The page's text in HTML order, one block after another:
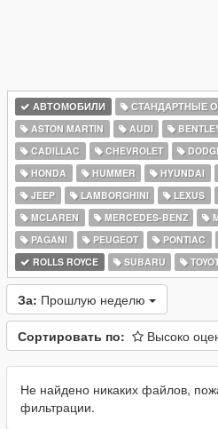
АВТОМОБИЛИ
СТАНДАРТНЫЕ
ASTON MARTIN
AUDI
CADILLAC
CHEVROLET
HONDA
HUMMER HYUNDAI
JEEP
LAMBORGHINI LEXUS
MCLAREN
MERCEDES-BENZ
PAGANI
PEUGEOT PONTIAC
ROLLS ROYCE
SUBARU
За: Прошлую неделю
Сортировать по: Высоко
Не найдено никаких файлов,
фильтрации.